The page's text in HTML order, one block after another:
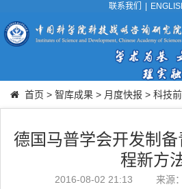
联系我们
首页 > 智库成果 > 月度快报 > 科技
德国马普学会开发制
程新方
2016-08-02 21:13
来源